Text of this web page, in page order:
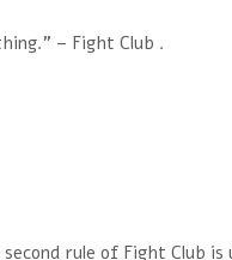
– Fight Club .
rule of Fight Club is